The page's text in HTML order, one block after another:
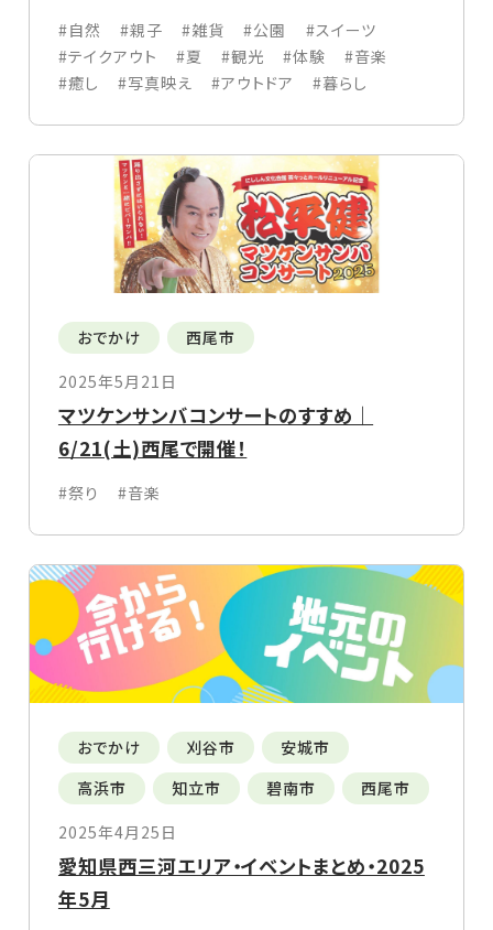
#自然 #親子 #雑貨 #公園
#スイーツ
#テイクアウト
#夏 #観光 #体験
#音楽
#癒し
#写真映え #アウトドア #暮らし
おでかけ
西尾市
2025年5月21日
マツケンサンバコンサートのすすめ｜
6/21(土)西尾で開催！
#祭り #音楽
おでかけ 刈谷市
安城市
高浜市
知立市 碧南市
西尾市
2025年4月25日
愛知県西三河エリア・イベントまとめ・2025
年5月